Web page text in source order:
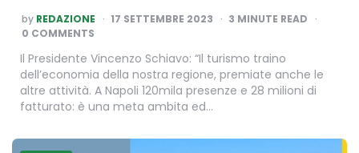
POSTED
BY
by REDAZIONE 17 SETTEMBRE 2023 3 MINUTE READ
0 COMMENTS
Il Presidente Vincenzo Schiavo: “Il turismo traino
dell’economia della nostra regione, premiate anche le
altre attività. A Napoli 120mila presenze e 28 milioni di
fatturato: è una meta ambita ed…